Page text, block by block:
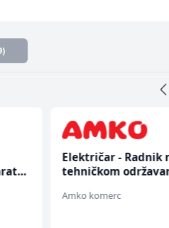
Električar - Radnik
tehničkom
Amko komerc